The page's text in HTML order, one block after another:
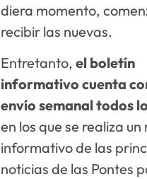
diera momento,
recibir las nuevas.
Entretanto, el boletín
informativo cuenta
envío semanal todos
en los que se realiza un
informativo de las
noticias de las Pontes